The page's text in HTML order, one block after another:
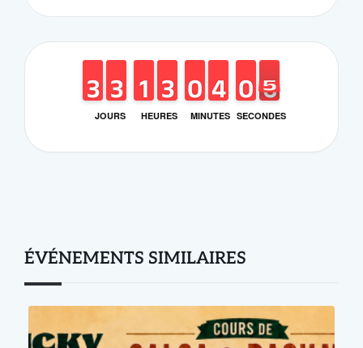
JOURS HEURES MINUTES SECONDES
ÉVÉNEMENTS SIMILAIRES